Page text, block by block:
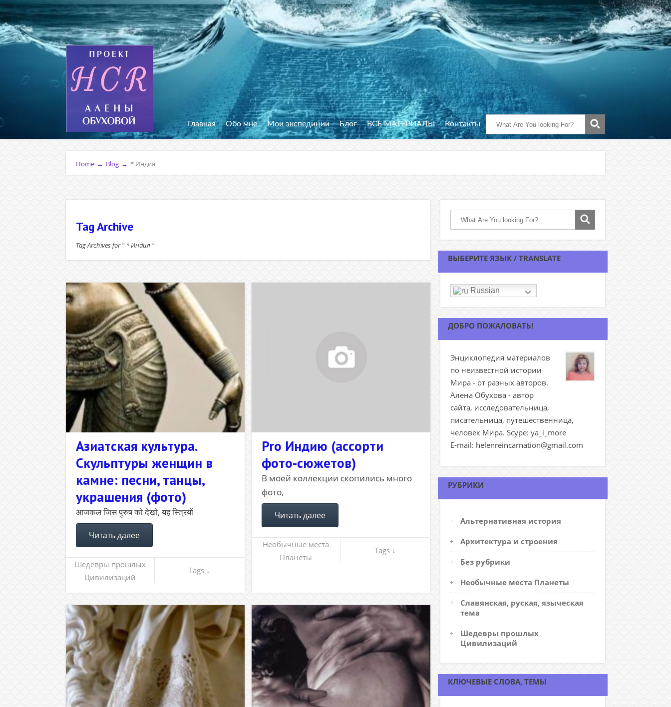
Главная Обо мне Мои экспедиции Блог ВСЕ МАТЕРИАЛЫ Контакты
Home → Blog → * Индия
Tag Archive
Tag Archives for " * Индия "
Азиатская культура.
Скульптуры женщин в
камне: песни, танцы,
украшения (фото)
आजकल जिस पुरुष को देखो, यह स्त्रियों
Читать далее
Шедевры прошлых
Цивилизаций
Tags ↓
Pro Индию (ассорти
фото-сюжетов)
В моей коллекции скопились много
фото,
Читать далее
Необычные места
Планеты
Tags ↓
ВЫБЕРИТЕ ЯЗЫК / TRANSLATE
Russian
ДОБРО ПОЖАЛОВАТЬ!
Энциклопедия материалов
по неизвестной истории
Мира - от разных авторов.
Алена Обухова - автор
сайта, исследовательница,
писательница, путешественница,
человек Мира. Scype: ya_i_more
E-mail: helenreincarnation@gmail.com
РУБРИКИ
Альтернативная история
Архитектура и строения
Без рубрики
Необычные места Планеты
Славянская, руская, языческая
тема
Шедевры прошлых
Цивилизаций
КЛЮЧЕВЫЕ СЛОВА, ТЕМЫ